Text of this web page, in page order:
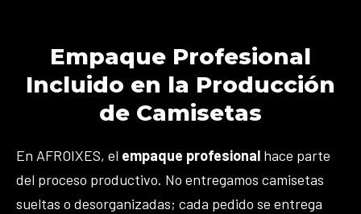
Empaque Profesional
Incluido en la Producción
de Camisetas
En AFROIXES, el empaque profesional hace parte
del proceso productivo. No entregamos camisetas
sueltas o desorganizadas; cada pedido se entrega